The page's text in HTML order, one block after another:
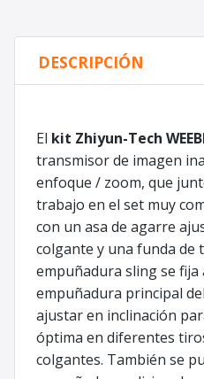
DESCRIPCIÓN
El kit Zhiyun-Tech
transmisor de imagen
enfoque / zoom, que
trabajo en el set muy
con un asa de agarre
colgante y una funda de
empuñadura sling se fija
empuñadura principal
ajustar en inclinación
óptima en diferentes
colgantes. También se